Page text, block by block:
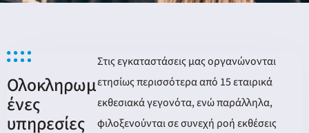
Ολοκληρωμ
ένες
υπηρεσίες
Στις εγκαταστάσεις μας οργανώνονται
ετησίως περισσότερα από 15 εταιρικά
εκθεσιακά γεγονότα, ενώ παράλληλα,
φιλοξενούνται σε συνεχή ροή εκθέσεις